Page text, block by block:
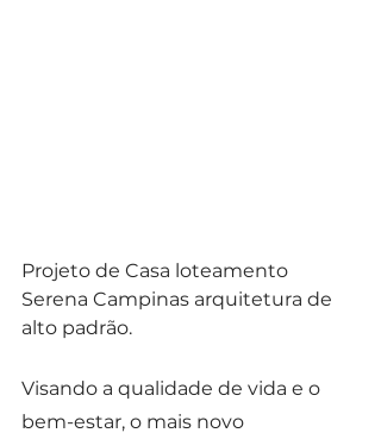
Projeto de Casa loteamento
Serena Campinas arquitetura de
alto padrão.
Visando a qualidade de vida e o
bem-estar, o mais novo